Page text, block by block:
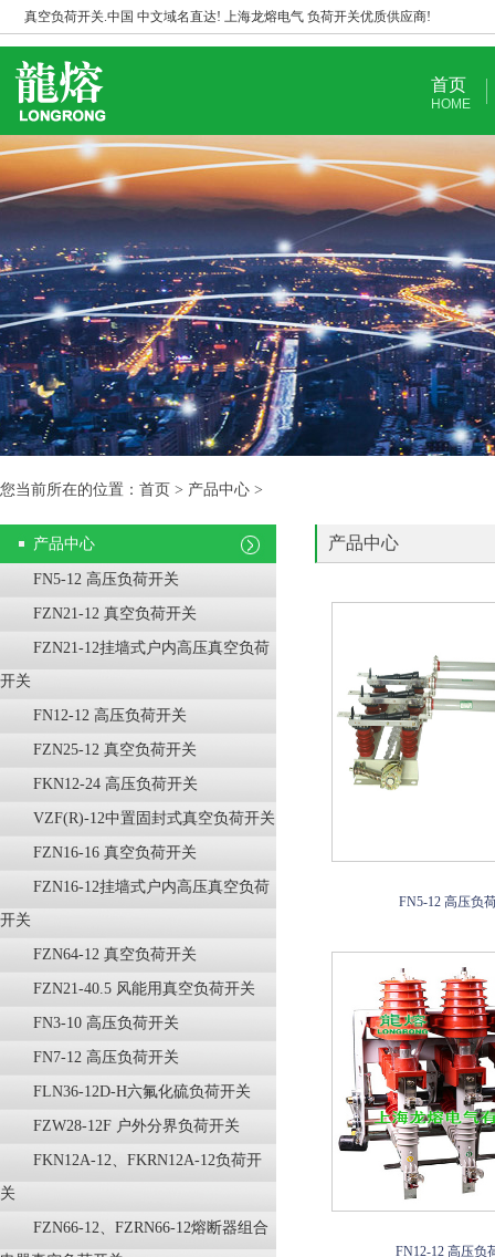
真空负荷开关.中国 中文域名直达! 上海龙熔电气 负荷开关优质供应商!
首页
HOME
您当前所在的位置：首页 > 产品中心 >
产品中心
FN5-12 高压负荷开关
FZN21-12 真空负荷开关
FZN21-12挂墙式户内高压真空负荷
开关
FN12-12 高压负荷开关
FZN25-12 真空负荷开关
FKN12-24 高压负荷开关
VZF(R)-12中置固封式真空负荷开关
FZN16-16 真空负荷开关
FZN16-12挂墙式户内高压真空负荷
开关
FZN64-12 真空负荷开关
FZN21-40.5 风能用真空负荷开关
FN3-10 高压负荷开关
FN7-12 高压负荷开关
FLN36-12D-H六氟化硫负荷开关
FZW28-12F 户外分界负荷开关
FKN12A-12、FKRN12A-12负荷开
关
FZN66-12、FZRN66-12熔断器组合
产品中心
FN5-12 高压负
FN12-12 高压负